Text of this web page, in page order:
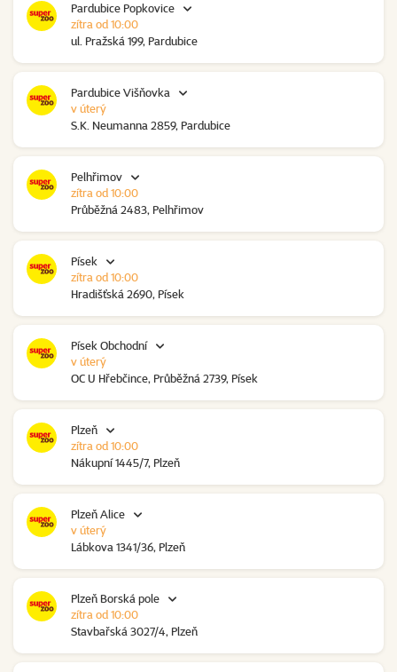
Pardubice Popkovice
ul. Pražská 199, Pardubice
zítra od 10:00
Pardubice Višňovka
S.K. Neumanna 2859, Pardubice
v úterý
Pelhřimov
Průběžná 2483, Pelhřimov
zítra od 10:00
Písek
Hradišťská 2690, Písek
zítra od 10:00
Písek Obchodní
OC U Hřebčince, Průběžná 2739, Písek
v úterý
Plzeň
Nákupní 1445/7, Plzeň
zítra od 10:00
Plzeň Alice
Lábkova 1341/36, Plzeň
v úterý
Plzeň Borská pole
Stavbařská 3027/4, Plzeň
zítra od 10:00